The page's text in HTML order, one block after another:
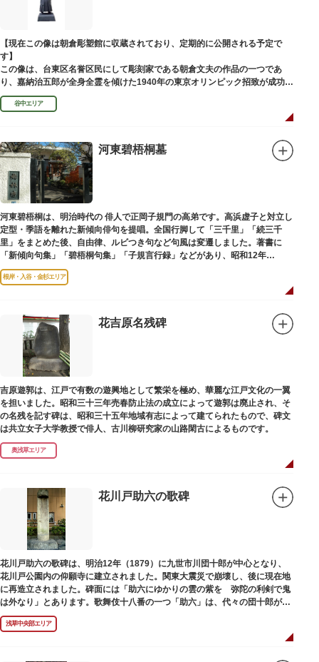
【現在この像は朝倉彫塑館に収蔵されており、定期的に公開される予定で
す】
この像は、台東区名誉区民にして彫刻家である朝倉文夫の作品の一つであ
り、嘉納治五郎が全身全霊を傾けた1940年の東京オリンピック招致が成功
（のちに返上）した、1936年に制作されました。
朝倉文夫は、1907～1910年ころに嘉納と知り合ったと推察されます。その
後も縁があり、嘉納の人柄や骨格などを熟知していた朝倉は、嘉納の海外出
ポーズは、嘉納の柔道家としての「不動の姿勢」を意識したと思われます。
谷中エリア
河東碧梧桐墓
河東碧梧桐は、明治時代の 俳人で正岡子規門の高弟です。高浜虚子と対立し
定型・季語を離れた新傾向俳句を提唱。全国行脚して「三千里」「続三千
里」をまとめた後、自由律、ルビつき句など句風は変遷しました。著書に
「新傾向句集」「碧梧桐句集」「子規言行録」などがあり、昭和12年
（1937）に没し、お墓は梅林寺（ばいりんじ）にあります。
根岸・入谷・金杉エリア
花吉原名残碑
吉原遊郭は、江戸で有数の遊興地として繁栄を極め、華麗な江戸文化の一翼
を担いました。昭和三十三年売春防止法の成立によって遊郭は廃止され、そ
の名残を記す碑は、昭和三十五年地域有志によって建てられたもので、碑文
は共立女子大学教授で俳人、古川柳研究家の山路閑古によるものです。
奥浅草エリア
花川戸助六の歌碑
花川戸助六の歌碑は、明治12年（1879）に九世市川団十郎が中心となり、
花川戸公園内の仰願寺に建立されました。関東大震災で崩壊し、後に現在地
に再造立されました。碑面には「助六にゆかりの雲の紫を 弥陀の利剣で鬼
は外なり」とあります。歌舞伎十八番の一つ「助六」は、代々の団十郎が伝
えていますが、助六の実像は不明です。
浅草中央部エリア